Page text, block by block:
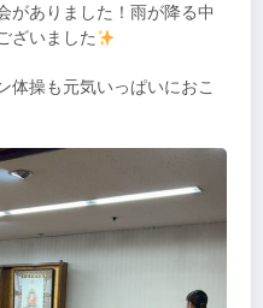
がありました！雨が降る中
ざいました
体操も元気いっぱいにおこ